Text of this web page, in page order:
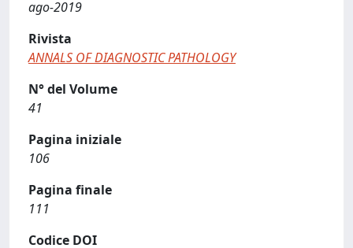
ago-2019
Rivista
ANNALS OF DIAGNOSTIC PATHOLOGY
N° del Volume
41
Pagina iniziale
106
Pagina finale
111
Codice DOI